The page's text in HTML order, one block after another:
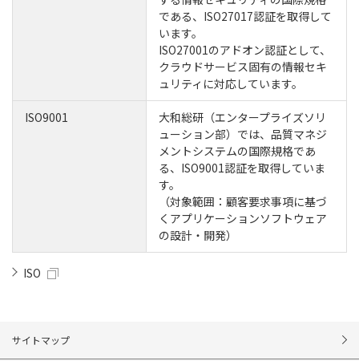
である、ISO27017認証を取得して
います。
ISO27001のアドオン認証として、
クラウドサービス固有の情報セキ
ュリティに対応しています。
ISO9001
大和総研（エンタープライズソリ
ューション部）では、品質マネジ
メントシステムの国際規格であ
る、ISO9001認証を取得していま
す。
（対象範囲：顧客要求事項に基づ
くアプリケーションソフトウェア
の設計・開発）
ISO
サイトマップ